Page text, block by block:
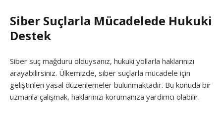
Siber Suçlarla Mücadelede Hukuki
Destek
Siber suç mağduru olduysanız, hukuki yollarla haklarınızı
arayabilirsiniz. Ülkemizde, siber suçlarla mücadele için
geliştirilen yasal düzenlemeler bulunmaktadır. Bu konuda bir
uzmanla çalışmak, haklarınızı korumanıza yardımcı olabilir.